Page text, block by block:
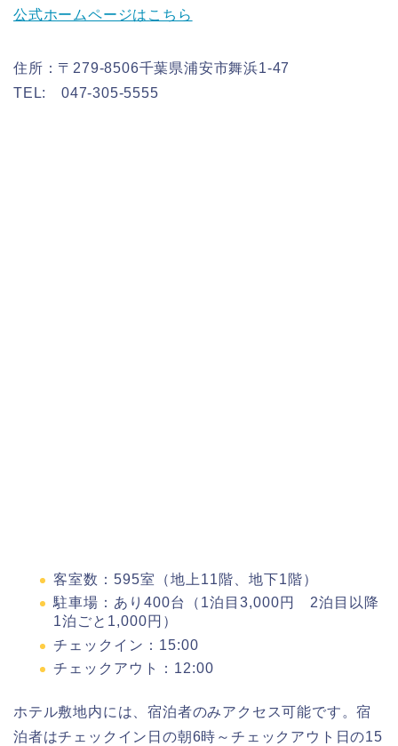
公式ホームページはこちら
住所：〒279-8506千葉県浦安市舞浜1-47
TEL: 047-305-5555
客室数：595室（地上11階、地下1階）
駐車場：あり400台（1泊目3,000円 2泊目以降
1泊ごと1,000円）
チェックイン：15:00
チェックアウト：12:00
ホテル敷地内には、宿泊者のみアクセス可能です。宿
泊者はチェックイン日の朝6時～チェックアウト日の15